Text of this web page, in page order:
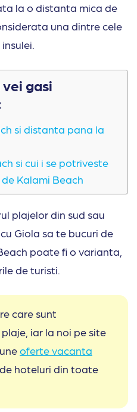
la o distanta mica de
una dintre cele
gasi
si distanta pana la
si cui i se potriveste
Kalami Beach
plajelor din sud sau
Giola sa te bucuri de
poate fi o varianta,
de turisti.
care sunt
iar la noi pe site
oferte vacanta
de hoteluri din toate